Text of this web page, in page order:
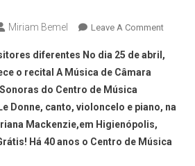
Miriam Bemel Leave A Comment
diferentes No dia 25 de abril,
o recital A Música de Câmara
do Centro de Música
Donne, canto, violoncelo e piano, na
Mackenzie,em Higienópolis,
Há 40 anos o Centro de Música